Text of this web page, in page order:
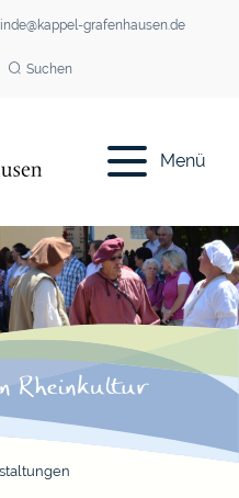
grafenhausen.de
Suchen
Menü